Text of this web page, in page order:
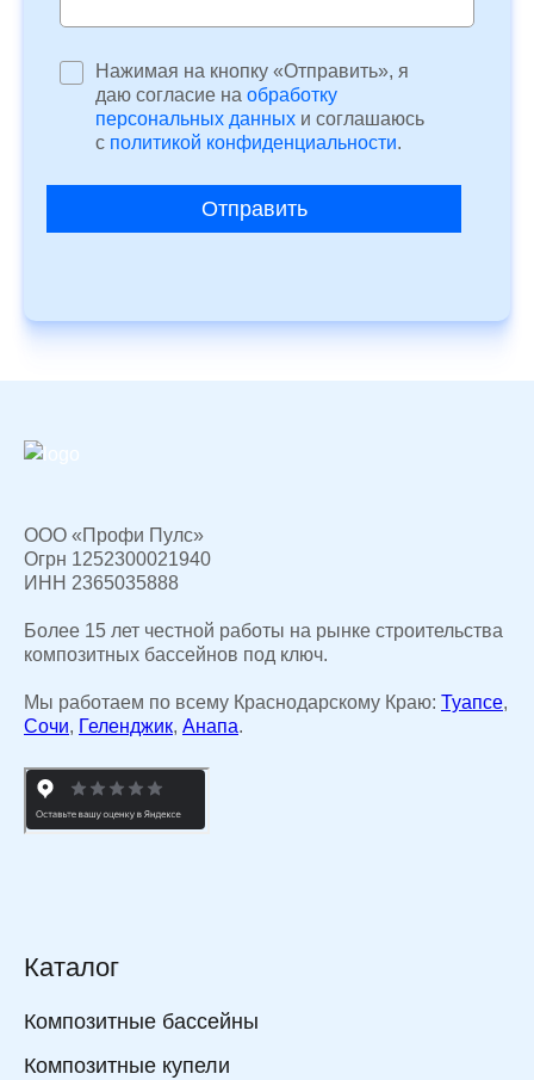
Нажимая на кнопку «Отправить», я
даю согласие на обработку
персональных данных и соглашаюсь
c политикой конфиденциальности.
Отправить
ООО «Профи Пулс»
Огрн 1252300021940
ИНН 2365035888
Более 15 лет честной работы на рынке строительства
композитных бассейнов под ключ.
Мы работаем по всему Краснодарскому Краю: Туапсе,
Сочи, Геленджик, Анапа.
Каталог
Композитные бассейны
Композитные купели